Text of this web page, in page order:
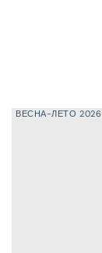
ВЕСНА-ЛЕТО 2026